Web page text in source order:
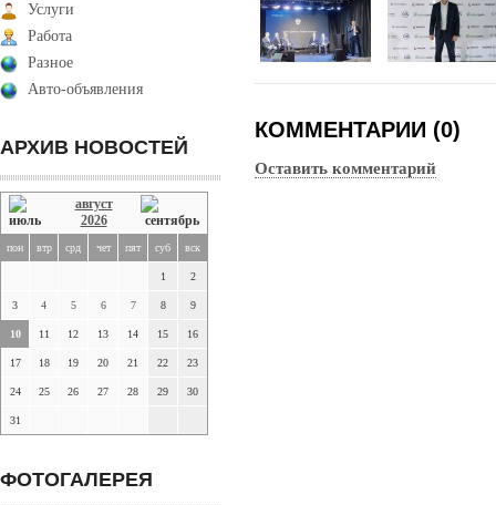
Услуги
Работа
Разное
Авто-объявления
АРХИВ НОВОСТЕЙ
август
2026
пон втр срд чет пят суб вск
1 2
3 4 5 6 7 8 9
10 11 12 13 14 15 16
17 18 19 20 21 22 23
24 25 26 27 28 29 30
31
ФОТОГАЛЕРЕЯ
КОММЕНТАРИИ (0)
Оставить комментарий